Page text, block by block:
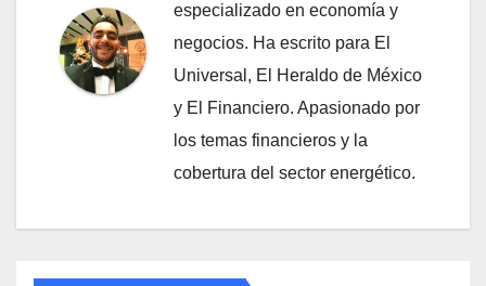
especializado en economía y
negocios. Ha escrito para El
Universal, El Heraldo de México
y El Financiero. Apasionado por
los temas financieros y la
cobertura del sector energético.